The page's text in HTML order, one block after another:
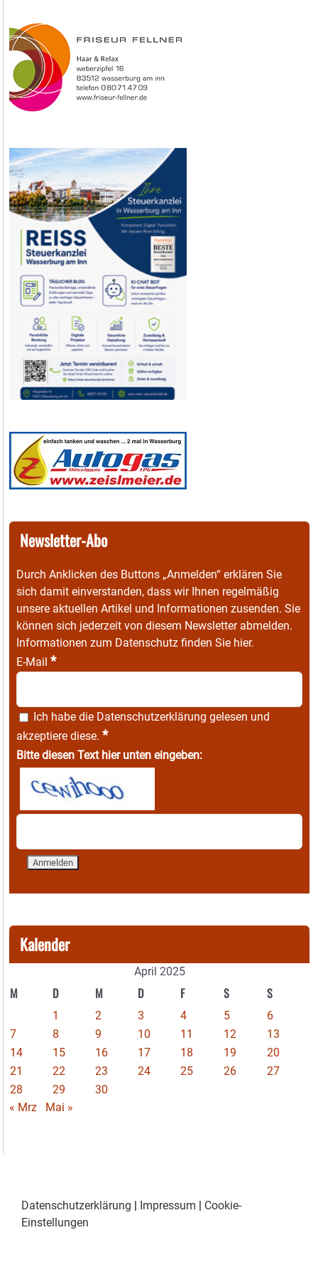
Newsletter-Abo
Durch Anklicken des Buttons „Anmelden“ erklären Sie
sich damit einverstanden, dass wir Ihnen regelmäßig
unsere aktuellen Artikel und Informationen zusenden. Sie
können sich jederzeit von diesem Newsletter abmelden.
Informationen zum Datenschutz finden Sie hier.
E-Mail *
Ich habe die Datenschutzerklärung gelesen und
akzeptiere diese. *
Bitte diesen Text hier unten eingeben:
Kalender
April 2025
M D M D F S S
1 2 3 4 5
6
7
8 9 10 11 12
13
14
15 16 17 18 19
20
21
22 23 24 25 26
27
28
29
30
« Mrz
Mai »
Datenschutzerklärung Impressum
Cookie-
Einstellungen